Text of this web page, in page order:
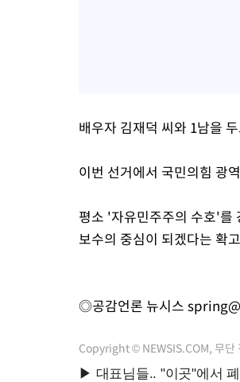
배우자 김재덕 씨와 1남을
이번 선거에서 국민의힘 광
평소 '자유민주주의 수호'를
보수의 중심이 되겠다는 확
◎공감언론 뉴시스
Copyright © NEWSIS.COM, 무단